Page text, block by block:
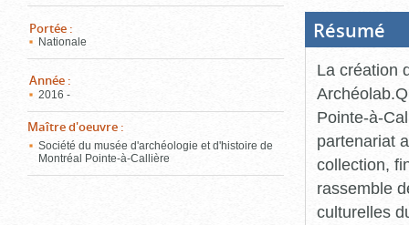
Portée :
Nationale
Année :
2016 -
Maître d'oeuvre :
Société du musée d'archéologie et d'histoire de
Montréal Pointe-à-Callière
Résumé
La création
Pointe-à-
partenariat
collection,
rassemble
culturelles